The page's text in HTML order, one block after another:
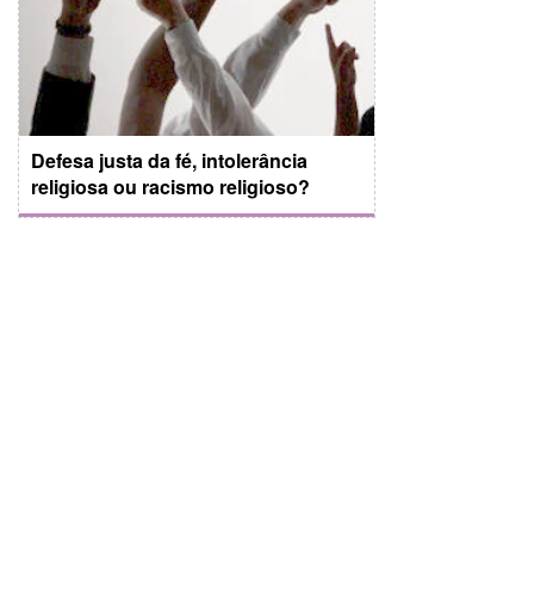
Defesa justa da fé, intolerância
religiosa ou racismo religioso?